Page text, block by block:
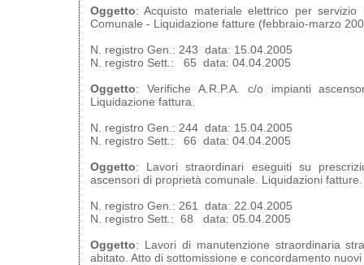
Oggetto: Acquisto materiale elettrico per
Comunale - Liquidazione fatture (febbraio-marzo
N. registro Gen.: 243 data: 15.04.2005
N. registro Sett.: 65 data: 04.04.2005
Oggetto: Verifiche A.R.P.A. c/o impianti
Liquidazione fattura.
N. registro Gen.: 244 data: 15.04.2005
N. registro Sett.: 66 data: 04.04.2005
Oggetto: Lavori straordinari eseguiti su
ascensori di proprietà comunale. Liquidazioni fatture.
N. registro Gen.: 261 data: 22.04.2005
N. registro Sett.: 68 data: 05.04.2005
Oggetto: Lavori di manutenzione straordinaria
abitato. Atto di sottomissione e concordamento